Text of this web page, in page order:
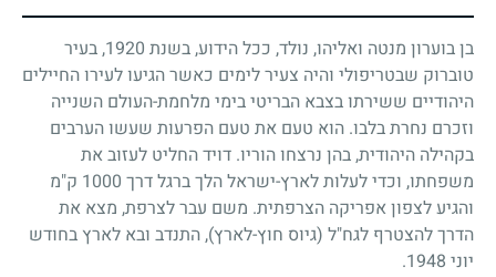
בן בוערון מנטה ואליהו, נולד, ככל הידוע, בשנת 1920, בעיר
טוברוק שבטריפולי והיה צעיר לימים כאשר הגיעו לעירו החיילים
היהודיים ששירתו בצבא הבריטי בימי מלחמת-העולם השנייה
וזכרם נחרת בלבו. הוא טעם את טעם הפרעות שעשו הערבים
בקהילה היהודית, בהן נרצחו הוריו. דויד החליט לעזוב את
משפחתו, וכדי לעלות לארץ-ישראל הלך ברגל דרך 1000 ק"מ
והגיע לצפון אפריקה הצרפתית. משם עבר לצרפת, מצא את
הדרך להצטרף לגח"ל (גיוס חוץ-לארץ), התנדב ובא לארץ בחודש
יוני 1948
.